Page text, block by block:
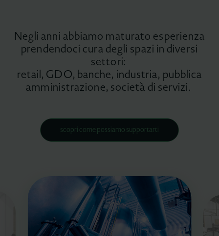
Negli anni abbiamo maturato esperienza
prendendoci cura degli spazi in diversi
settori:
retail, GDO, banche, industria, pubblica
amministrazione, società di servizi.
scopri come possiamo supportarti